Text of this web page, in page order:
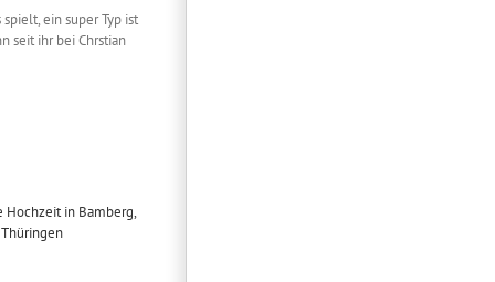
ein super Typ ist
seit ihr bei Chrstian